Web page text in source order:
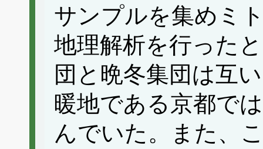
サンプルを集めミ
地理解析を行った
団と晩冬集団は互
暖地である京都で
んでいた。また、